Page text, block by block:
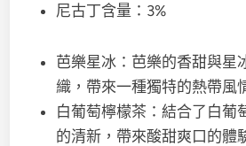
尼古丁含量：3%
芭樂星冰：芭樂的香甜與星
織，帶來一種獨特的熱帶風
白葡萄檸檬茶：結合了白葡
的清新，帶來酸甜爽口的體